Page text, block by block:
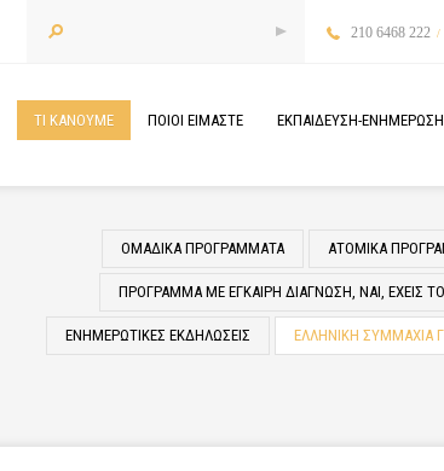
210 6468 222
ΤΙ ΚΑΝΟΥΜΕ ΠΟΙΟΙ ΕΙΜΑΣΤΕ ΕΚΠΑΙΔΕΥΣΗ-ΕΝΗΜΕΡΩΣΗ
ΟΜΑΔΙΚΑ ΠΡΟΓΡΑΜΜΑΤΑ ΑΤΟΜΙΚΑ
ΠΡΟΓΡΑΜΜΑ ΜΕ ΕΓΚΑΙΡΗ ΔΙΑΓΝΩΣΗ, ΝΑΙ, ΕΧΕΙΣ
ΕΝΗΜΕΡΩΤΙΚΕΣ ΕΚΔΗΛΩΣΕΙΣ ΕΛΛΗΝΙΚΗ ΣΥΜΜΑΧΙΑ